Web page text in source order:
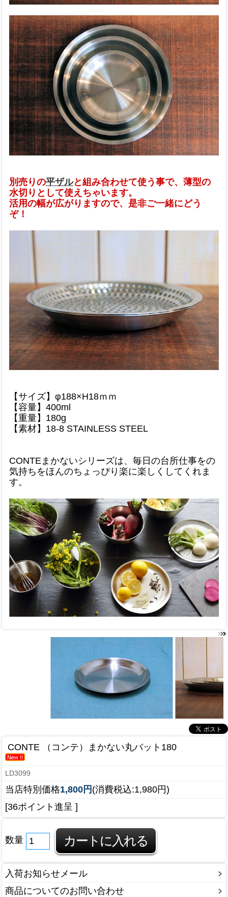
別売りの平ザルと組み合わせて使う事で、薄型の
水切りとして使えちゃいます。
活用の幅が広がりますので、是非ご一緒にどう
ぞ！
【サイズ】φ188×H18ｍｍ
【容量】400ml
【重量】180g
【素材】18-8 STAINLESS STEEL
CONTEまかないシリーズは、毎日の台所仕事をの
気持ちをほんのちょっぴり楽に楽しくしてくれま
す。
CONTE （コンテ）まかない丸バット180
LD3099
当店特別価格1,800円 (消費税込:1,980円)
[36ポイント進呈 ]
数量
入荷お知らせメール
商品についてのお問い合わせ